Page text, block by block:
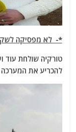
*- לא מפסיקה
טורקיה שולחת עוד
להכריע את המערכה